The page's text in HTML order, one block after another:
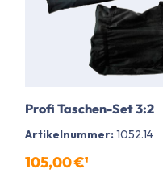
Profi Taschen-Set 3:2
Artikelnummer:1052.14
105,00 €¹